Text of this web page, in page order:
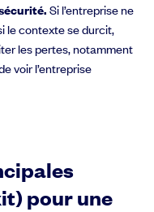
Si l’entreprise ne
le contexte se durcit,
les pertes, notamment
voir l’entreprise
pour une